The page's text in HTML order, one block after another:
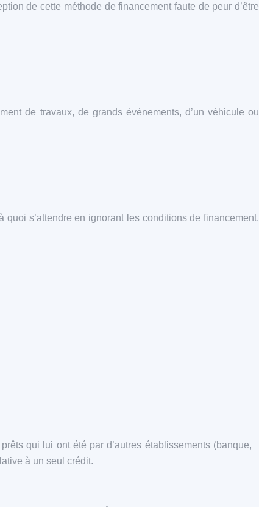
de cette méthode de financement faute de peur d’être
de travaux, de grands événements, d’un véhicule ou
s’attendre en ignorant les conditions de financement.
qui lui ont été par d’autres établissements (banque,
à un seul crédit.